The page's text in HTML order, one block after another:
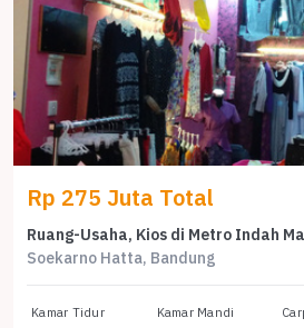
Rp 275 Juta Total
Ruang-Usaha, Kios di Metro Indah
Soekarno Hatta, Bandung
Kamar Tidur Kamar Mandi